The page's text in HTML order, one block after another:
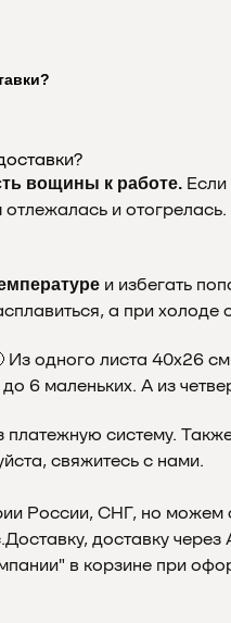
вощины к работе.
и
и избегать
а при холоде
Из одного листа 40х26
6 маленьких. А из
систему.
свяжитесь с нами.
России, СНГ, но можем
доставку
в корзине при